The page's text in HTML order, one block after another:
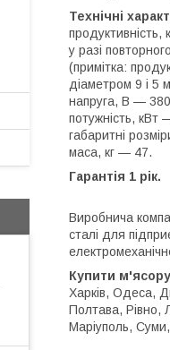
Технічні
у разі
(примітка:
діаметром 9 і 5
напруга, В —
потужність, кВт
габаритні
маса, кг — 47.
Гарантія 1 рік.
Виробнича
сталі для
Купити
Харків, Одеса,
Полтава, Рівно,
Маріуполь,